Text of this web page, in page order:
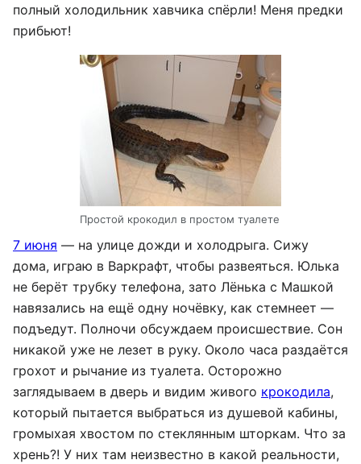
полный холодильник хавчика спёрли! Меня предки
прибьют!
Простой крокодил в простом туалете
7 июня — на улице дожди и холодрыга. Сижу
дома, играю в Варкрафт, чтобы развеяться. Юлька
не берёт трубку телефона, зато Лёнька с Машкой
навязались на ещё одну ночёвку, как стемнеет —
подъедут. Полночи обсуждаем происшествие. Сон
никакой уже не лезет в руку. Около часа раздаётся
грохот и рычание из туалета. Осторожно
заглядываем в дверь и видим живого крокодила,
который пытается выбраться из душевой кабины,
громыхая хвостом по стеклянным шторкам. Что за
хрень?! У них там неизвестно в какой реальности,